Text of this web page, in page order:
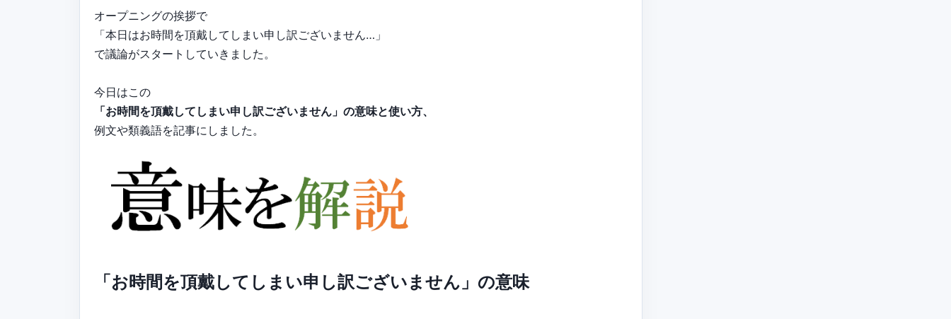
オープニングの挨拶で
「本日はお時間を頂戴してしまい申し訳ございません…」
で議論がスタートしていきました。
今日はこの
「お時間を頂戴してしまい申し訳ございません」の意味と使い方、
例文や類義語を記事にしました。
「お時間を頂戴してしまい申し訳ございません」の意味